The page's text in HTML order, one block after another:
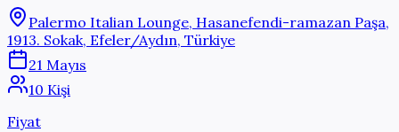
Palermo Italian Lounge, Hasanefendi-ramazan Paşa,
1913. Sokak, Efeler/Aydın, Türkiye
21 Mayıs
10 Kişi
Fiyat